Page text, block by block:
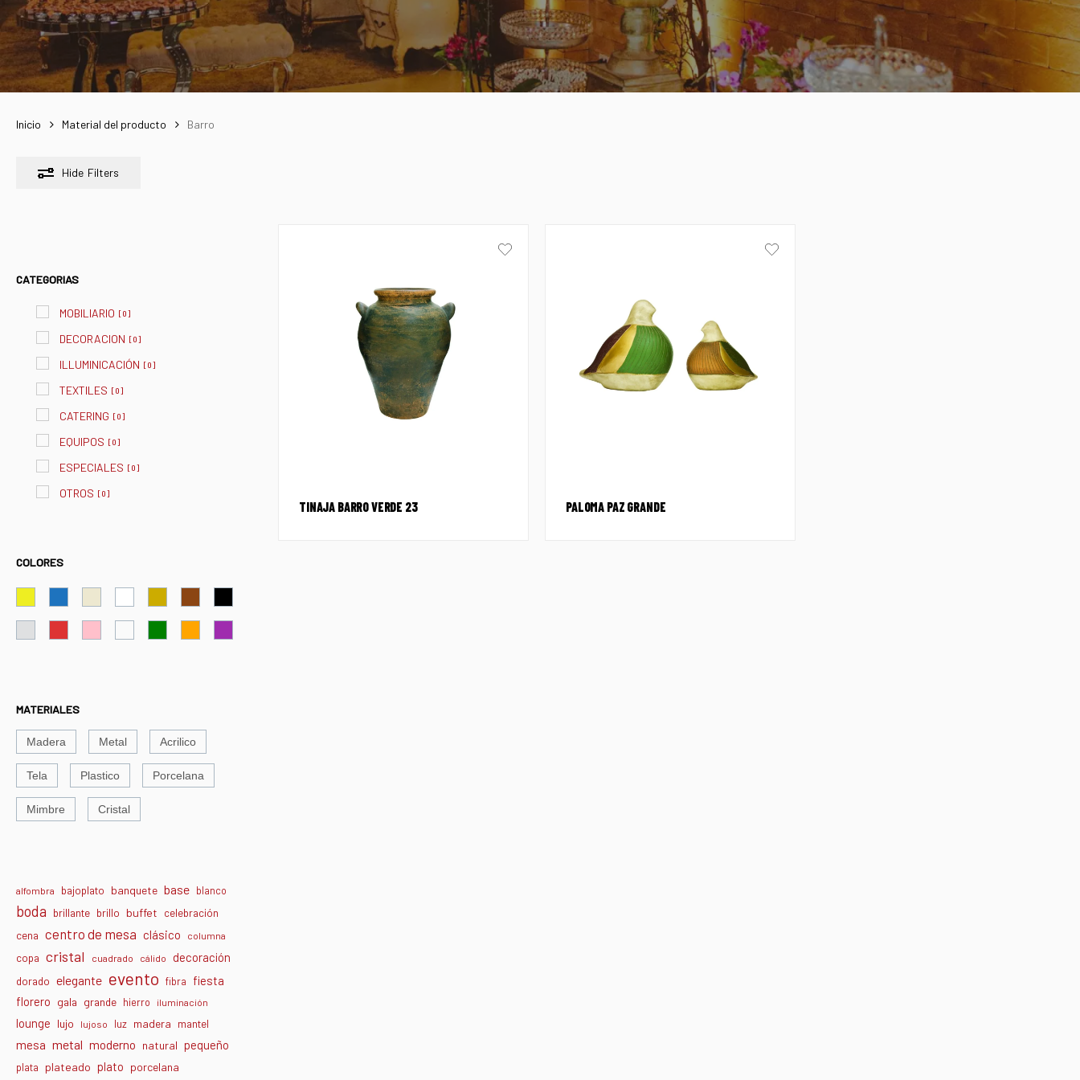
Inicio Material del producto Barro
Hide Filters
CATEGORIAS
MOBILIARIO [0]
DECORACION [0]
ILLUMINICACIÓN [0]
TEXTILES [0]
CATERING [0]
EQUIPOS [0]
ESPECIALES [0]
OTROS [0]
COLORES
MATERIALES
Madera Metal Acrilico
Tela Plastico Porcelana
Mimbre Cristal
alfombra bajoplato banquete base blanco
boda brillante brillo buffet celebración
cena centro de mesa clásico columna
copa cristal cuadrado cálido decoración
dorado elegante evento fibra fiesta
florero gala grande hierro iluminación
lounge lujo lujoso luz madera mantel
mesa metal moderno natural pequeño
plata plateado plato porcelana
TINAJA BARRO VERDE 23 PALOMA PAZ GRANDE